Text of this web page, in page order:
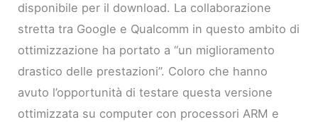
disponibile per il download. La collaborazione
stretta tra Google e Qualcomm in questo ambito di
ottimizzazione ha portato a “un miglioramento
drastico delle prestazioni”. Coloro che hanno
avuto l’opportunità di testare questa versione
ottimizzata su computer con processori ARM e